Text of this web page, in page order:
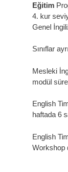
Eğitim
4. kur
Genel
Sınıflar
Mesleki
modül
English
haftada 6
English
Workshop